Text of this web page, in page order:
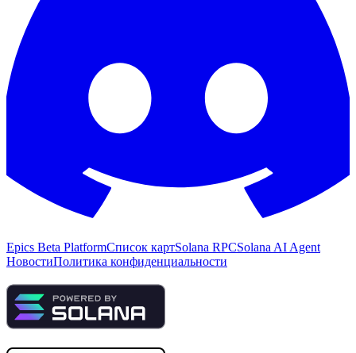
Epics Beta PlatformСписок картSolana RPCSolana AI Agent
НовостиПолитика конфиденциальности